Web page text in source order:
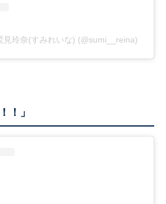
見玲奈(すみれいな) (@sumi__reina)
！」